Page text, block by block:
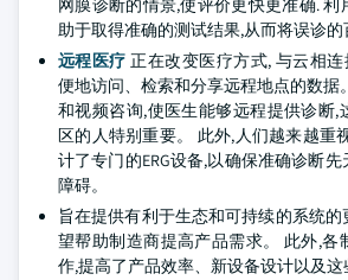
网膜诊断的情景,使评价更快更准确.
助于取得准确的测试结果,从而将误诊的
远程医疗 正在改变医疗方式, 与云相连
便地访问、检索和分享远程地点的数据
和视频咨询,使医生能够远程提供诊断,
区的人特别重要。 此外,人们越来越重
计了专门的ERG设备,以确保准确诊断
障碍。
旨在提供有利于生态和可持续的系统
望帮助制造商提高产品需求。 此外,各
作,提高了产品效率、新设备设计以及这